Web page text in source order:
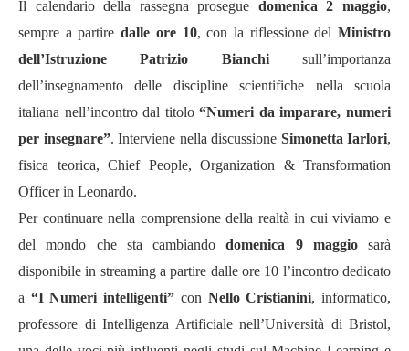
Il calendario della rassegna prosegue domenica 2 maggio,
sempre a partire dalle ore 10, con la riflessione del Ministro
dell’Istruzione Patrizio Bianchi sull’importanza
dell’insegnamento delle discipline scientifiche nella scuola
italiana nell’incontro dal titolo “Numeri da imparare, numeri
per insegnare”. Interviene nella discussione Simonetta Iarlori,
fisica teorica, Chief People, Organization & Transformation
Officer in Leonardo.
Per continuare nella comprensione della realtàin cui viviamo e
del mondo che sta cambiando
domenica 9 maggiosarà
disponibile in streaming a partire dalle ore 10 l’incontro dedicato
a “I Numeri intelligenti” con Nello Cristianini, informatico,
professore di Intelligenza Artificiale nell’Università di Bristol,